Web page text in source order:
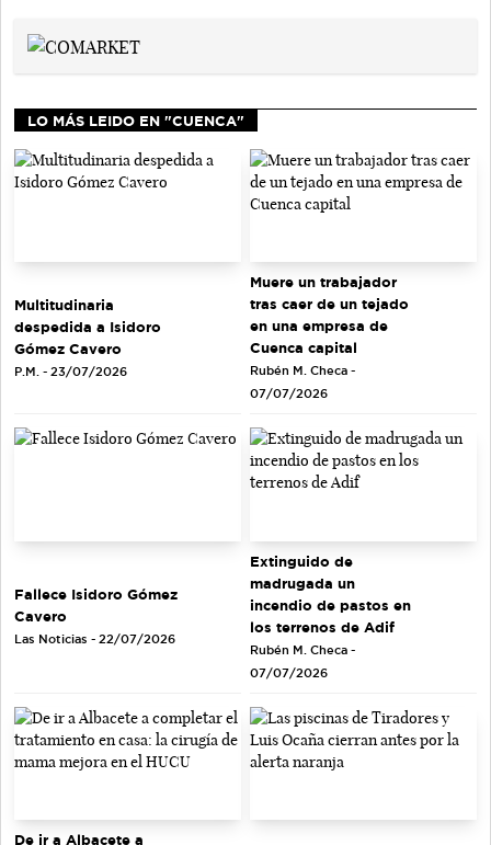
LO MÁS LEIDO EN "CUENCA"
Multitudinaria
despedida a Isidoro
Gómez Cavero
P.M. - 23/07/2026
Muere un trabajador
tras caer de un tejado
en una empresa de
Cuenca capital
Rubén M. Checa -
07/07/2026
Fallece Isidoro Gómez
Cavero
Las Noticias - 22/07/2026
Extinguido de
madrugada un
incendio de pastos en
los terrenos de Adif
Rubén M. Checa -
07/07/2026
De ir a Albacete a